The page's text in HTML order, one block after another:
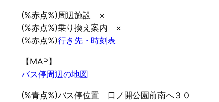
(%赤点%)周辺施設 ×
(%赤点%)乗り換え案内 ×
(%赤点%)行き先・時刻表
【MAP】
バス停周辺の地図
(%青点%)バス停位置 口ノ開公園前南へ３０